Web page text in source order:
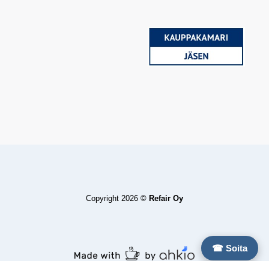
☎ Soita
Copyright 2026 © Refair Oy